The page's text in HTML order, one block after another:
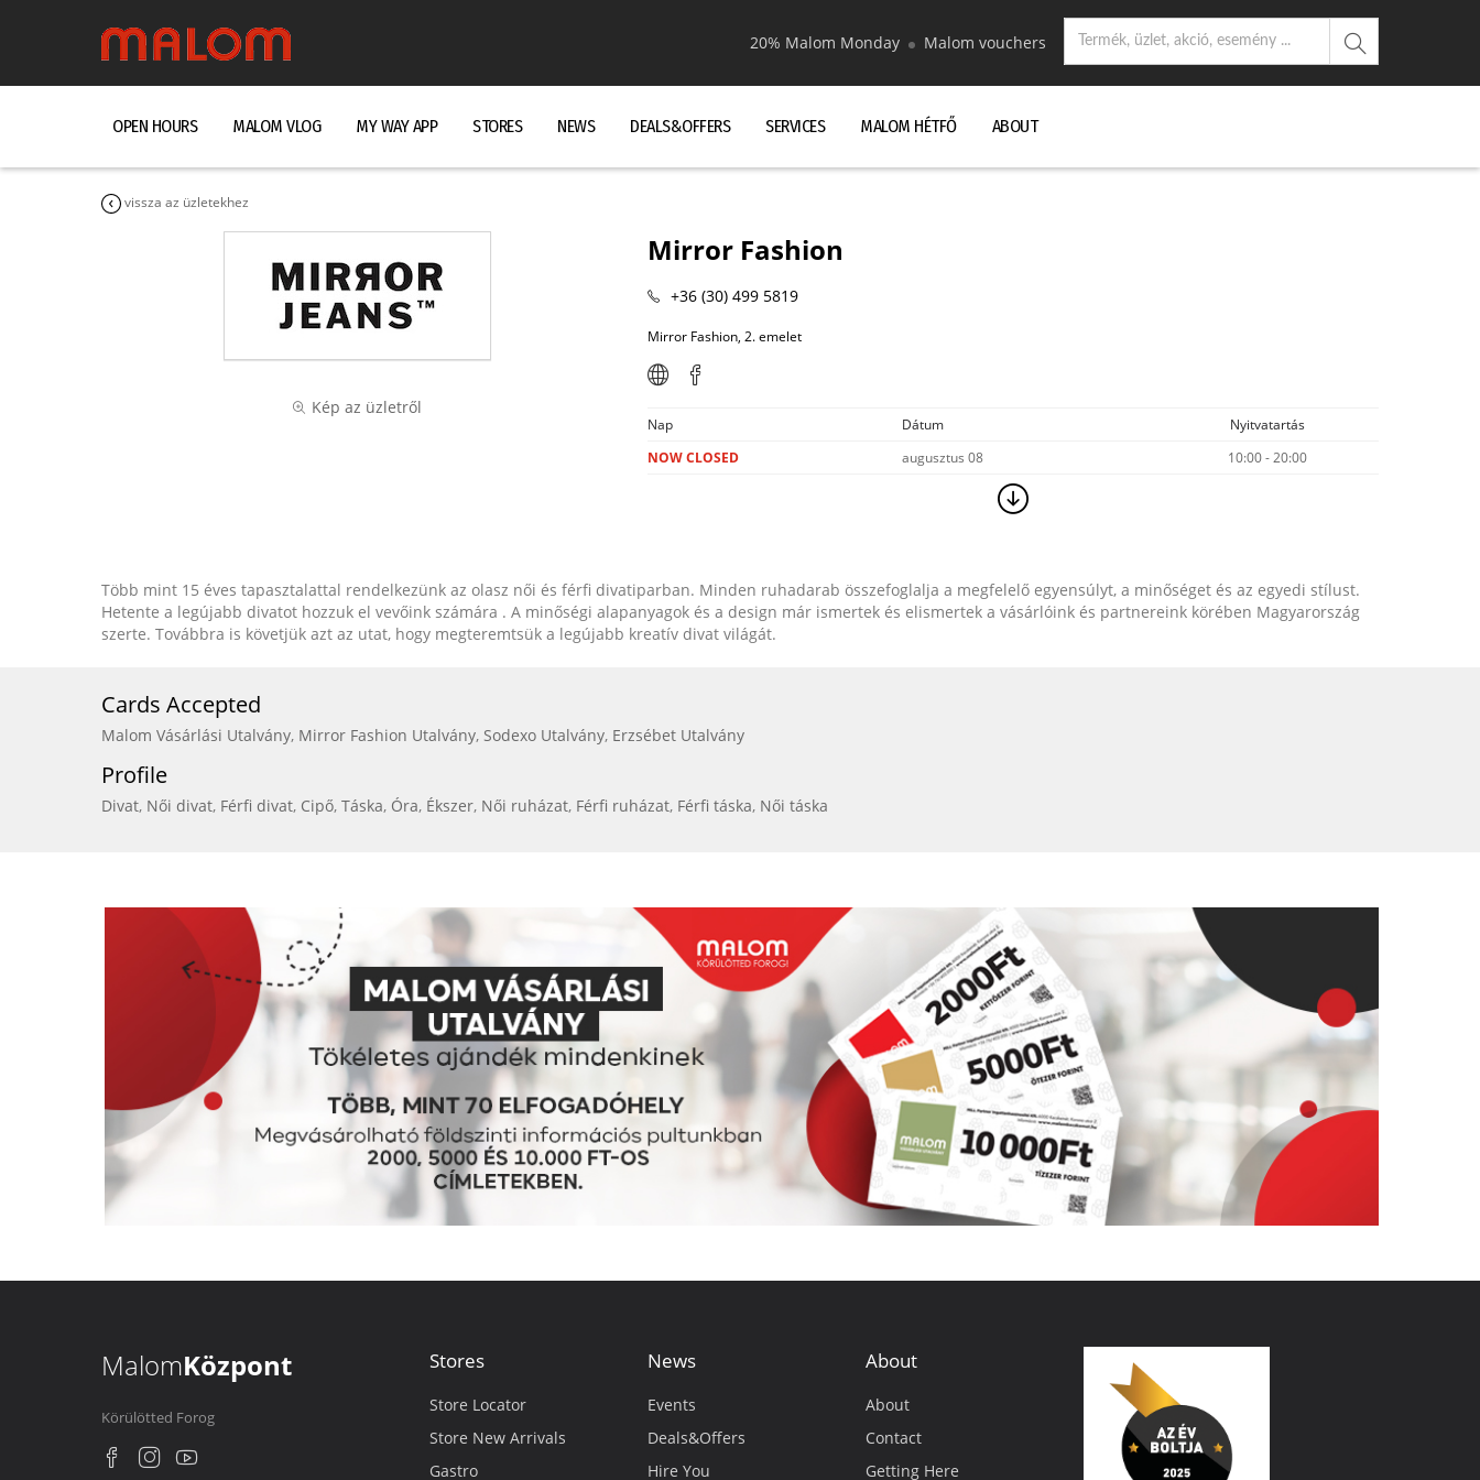
20% Malom Monday Malom vouchers
OPEN HOURS MALOM VLOG MY WAY APP STORES NEWS DEALS&OFFERS SERVICES MALOM HÉTFŐ ABOUT
vissza az üzletekhez
Kép az üzletről
Mirror Fashion
+36 (30) 499 5819
Mirror Fashion, 2. emelet
Nap Dátum
Nyitvatartás
NOW CLOSED
augusztus 08 10:00 - 20:00
Több mint 15 éves tapasztalattal rendelkezünk az olasz női és férfi divatiparban. Minden ruhadarab összefoglalja a megfelelő egyensúlyt, a minőséget és az egyedi stílust.
Hetente a legújabb divatot hozzuk el vevőink számára . A minőségi alapanyagok és a design már ismertek és elismertek a vásárlóink és partnereink körében Magyarország
szerte. Továbbra is követjük azt az utat, hogy megteremtsük a legújabb kreatív divat világát.
Cards Accepted
Malom Vásárlási Utalvány, Mirror Fashion Utalvány, Sodexo Utalvány, Erzsébet Utalvány
Profile
Divat, Női divat, Férfi divat, Cipő, Táska, Óra, Ékszer, Női ruházat, Férfi ruházat, Férfi táska, Női táska
MalomKözpont
Körülötted Forog
Stores
Store Locator
Store New Arrivals
Gastro
News
Events
Deals&Offers
Hire You
About
About
Contact
Getting Here